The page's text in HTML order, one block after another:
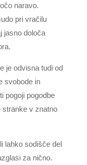
naravo.
pri vračilu
jasno določa
je odvisna tudi od
svobode in
pogoji pogodbe
stranke v znatno
lahko sodišče del
za nično.